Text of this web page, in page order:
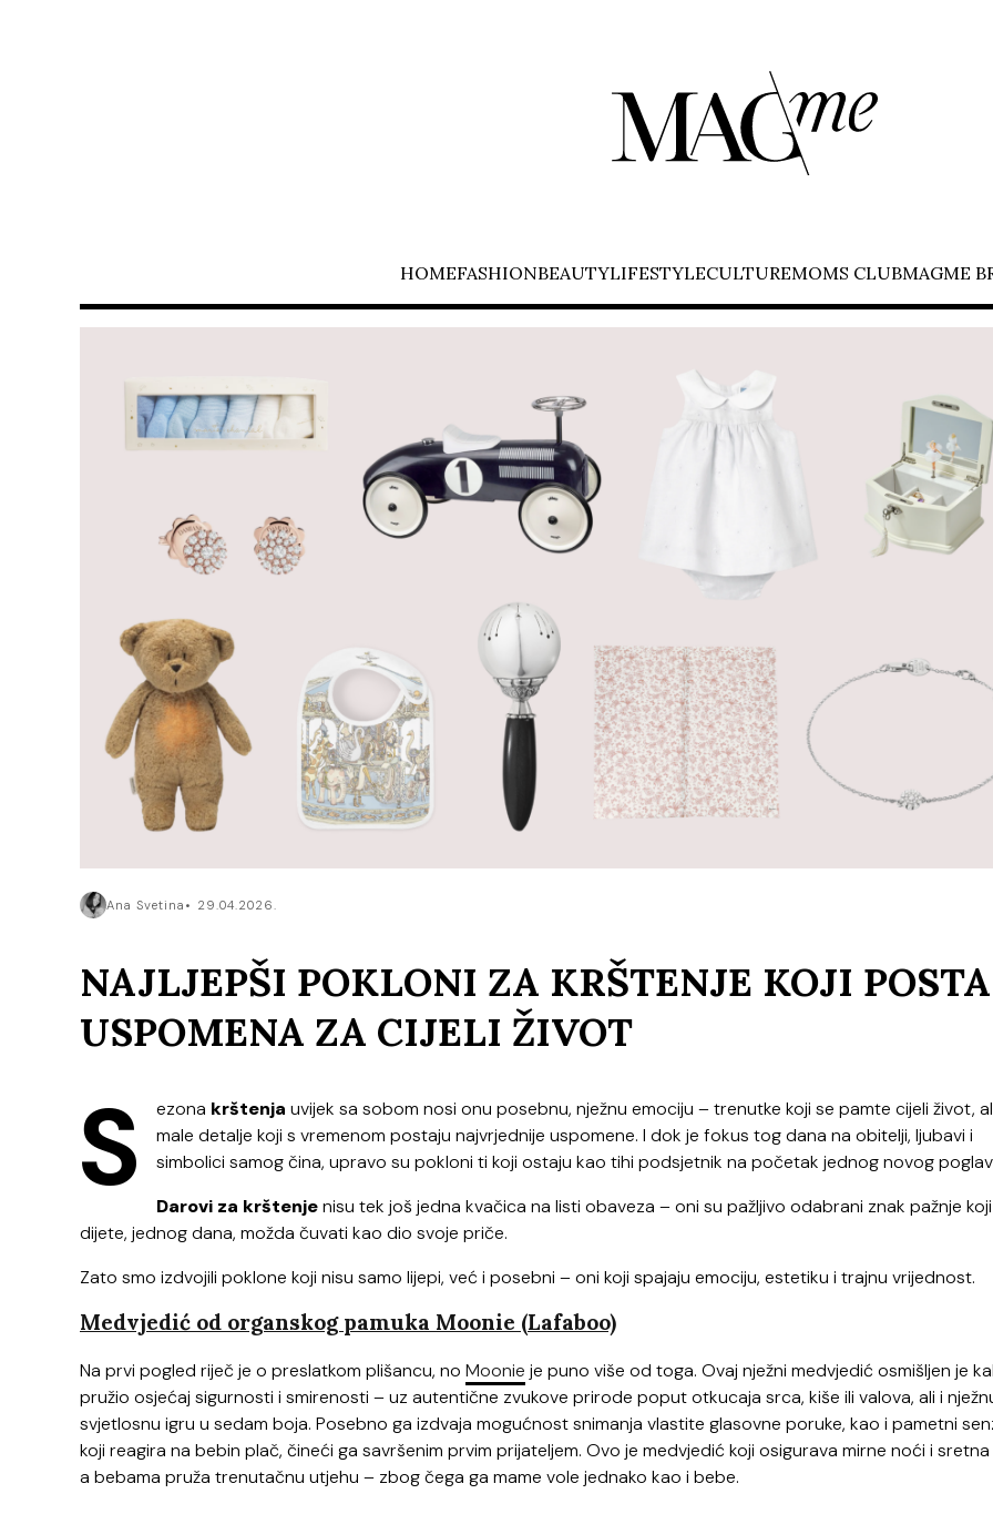
HOMEFASHIONBEAUTYLIFESTYLECULTUREMOMS CLUBMAGME
Ana Svetina 29.04.2026.
NAJLJEPŠI POKLONI ZA KRŠTENJE KOJI
USPOMENA ZA CIJELI ŽIVOT
S ezona krštenja uvijek sa sobom nosi onu posebnu, nježnu emociju – trenutke koji se pamte cijeli život,
male detalje koji s vremenom postaju najvrjednije uspomene. I dok je fokus tog dana na obitelji, ljubavi i
simbolici samog čina, upravo su pokloni ti koji ostaju kao tihi podsjetnik na početak jednog novog
Darovi za krštenjenisu tek još jedna kvačica na listi obaveza – oni su pažljivo odabrani znak pažnje
dijete, jednog dana, možda čuvati kao dio svoje priče.
Zato smo izdvojili poklone koji nisu samo lijepi, već i posebni – oni koji spajaju emociju, estetiku i trajnu vrijednost.
Medvjedić od organskog pamuka Moonie (Lafaboo)
Na prvi pogled riječ je o preslatkom plišancu, no Moonie je puno više od toga. Ovaj nježni medvjedić osmišljen je
pružio osjećaj sigurnosti i smirenosti – uz autentične zvukove prirode poput otkucaja srca, kiše ili valova, ali i
svjetlosnu igru u sedam boja. Posebno ga izdvaja mogućnost snimanja vlastite glasovne poruke, kao i pametni
koji reagira na bebin plač, čineći ga savršenim prvim prijateljem. Ovo je medvjedić koji osigurava mirne noći i
a bebama pruža trenutačnu utjehu – zbog čega ga mame vole jednako kao i bebe.